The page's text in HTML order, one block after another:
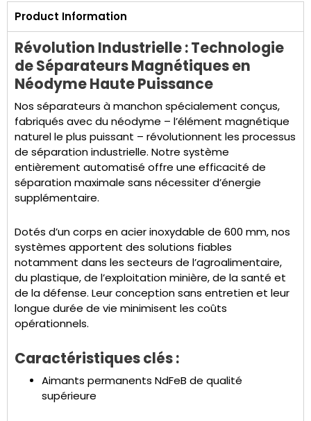
Product Information
Révolution Industrielle : Technologie
de Séparateurs Magnétiques en
Néodyme Haute Puissance
Nos séparateurs à manchon spécialement conçus,
fabriqués avec du néodyme – l’élément magnétique
naturel le plus puissant – révolutionnent les processus
de séparation industrielle. Notre système
entièrement automatisé offre une efficacité de
séparation maximale sans nécessiter d’énergie
supplémentaire.
Dotés d’un corps en acier inoxydable de 600 mm, nos
systèmes apportent des solutions fiables
notamment dans les secteurs de l’agroalimentaire,
du plastique, de l’exploitation minière, de la santé et
de la défense. Leur conception sans entretien et leur
longue durée de vie minimisent les coûts
opérationnels.
Caractéristiques clés :
Aimants permanents NdFeB de qualité
supérieure